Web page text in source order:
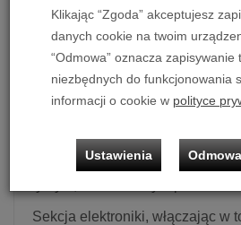
Możliwość zakupu produktu w
ratalnym 0% na10 i 20 miesięcy
Subwoofer aktywny Taga
12" przetwornikiem
wbudowanym wysoko-
Sekcja elektroniki, włączając w
Klikając “Zgoda” akceptujesz
danych cookie na twoim
“Odmowa” oznacza zapisywanie
niezbędnych do funkcjonowania
informacji o cookie w polityce
Ustawienia Odmowa